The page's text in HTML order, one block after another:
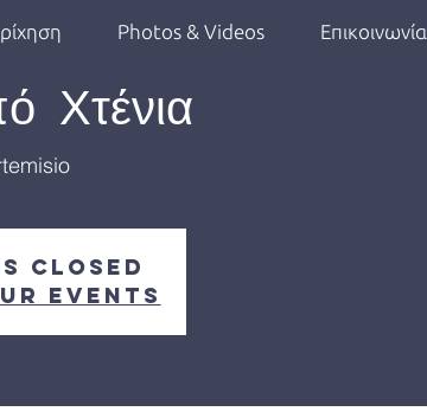
Photos & Videos Επικοινωνία
Χτένια
Closed
events